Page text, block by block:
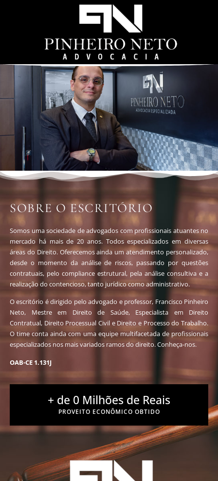
SOBRE O ESCRITÓRIO
Somos uma sociedade de advogados com profissionais atuantes no
mercado há mais de 20 anos. Todos especializados em diversas
áreas do Direito. Oferecemos ainda um atendimento personalizado,
desde o momento da análise de riscos, passando por questões
contratuais, pelo compliance estrutural, pela análise consultiva e a
realização do contencioso, tanto jurídico como administrativo.
O escritório é dirigido pelo advogado e professor, Francisco Pinheiro
Neto, Mestre em Direito de Saúde, Especialista em Direito
Contratual, Direito Processual Civil e Direito e Processo do Trabalho.
O time conta ainda com uma equipe multifacetada de profissionais
especializados nos mais variados ramos do direito. Conheça-nos.
OAB-CE 1.131J
PROVEITO ECONÔMICO OBTIDO
+ de 0 Milhões de Reais